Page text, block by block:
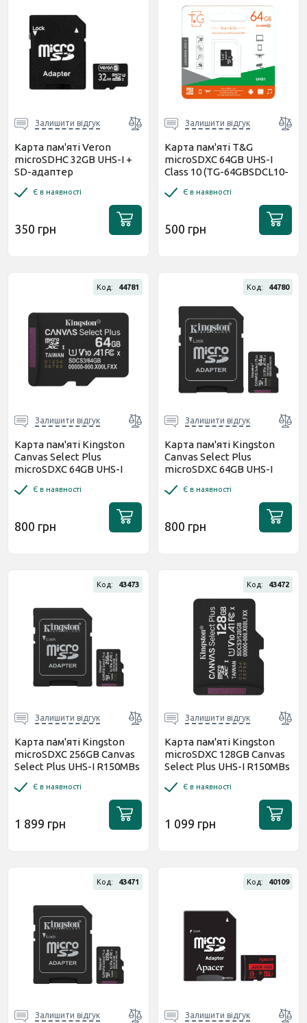
Залишити відгук
Карта пам'яті Veron
microSDHC 32GB UHS-I +
SD-адаптер
Є в наявності
350 грн
Залишити відгук
Карта пам'яті T&G
microSDXC 64GB UHS-I
Class 10 (TG-64GBSDCL10-
Є в наявності
500 грн
Код: 44781
Залишити відгук
Карта пам'яті Kingston
Canvas Select Plus
microSDXC 64GB UHS-I
Є в наявності
800 грн
Код: 44780
Залишити відгук
Карта пам'яті Kingston
Canvas Select Plus
microSDXC 64GB UHS-I
(SDCS3/64GB)
Є в наявності
800 грн
Код: 43473
Залишити відгук
Карта пам'яті Kingston
microSDXC 256GB Canvas
Select Plus UHS-I R150MBs
(SDCS3/256GB)
Є в наявності
1 899 грн
Код: 43472
Залишити відгук
Карта пам'яті Kingston
microSDXC 128GB Canvas
Select Plus UHS-I R150MBs
Є в наявності
1 099 грн
Код: 43471
Залишити відгук
Код: 40109
Залишити відгук